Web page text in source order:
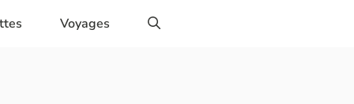
Voyages